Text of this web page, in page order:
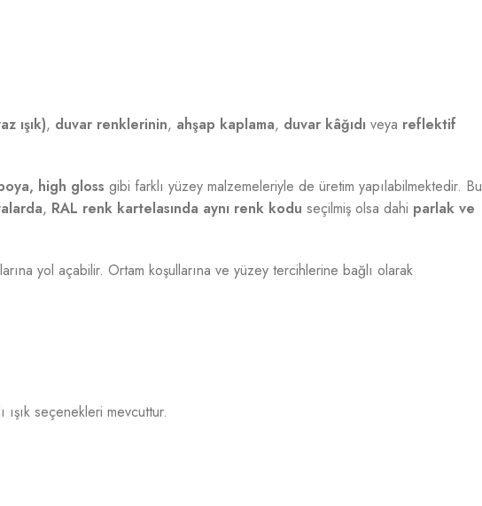
ışık), duvar renklerinin, ahşap kaplama, duvar kâğıdı veya reflektif
high gloss gibi farklı yüzey malzemeleriyle de üretim yapılabilmektedir. Bu
, RAL renk kartelasında aynı renk kodu seçilmiş olsa dahi parlak ve
yol açabilir. Ortam koşullarına ve yüzey tercihlerine bağlı olarak
ışık seçenekleri mevcuttur.